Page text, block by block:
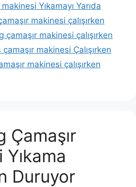
Yıkamayı Yarıda
makinesi çalışırken
çamaşır makinesi çalışırken
makinesi Çalışırken
makinesi çalışırken
Çamaşır
Duruyor